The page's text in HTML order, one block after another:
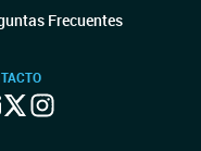
Frecuentes